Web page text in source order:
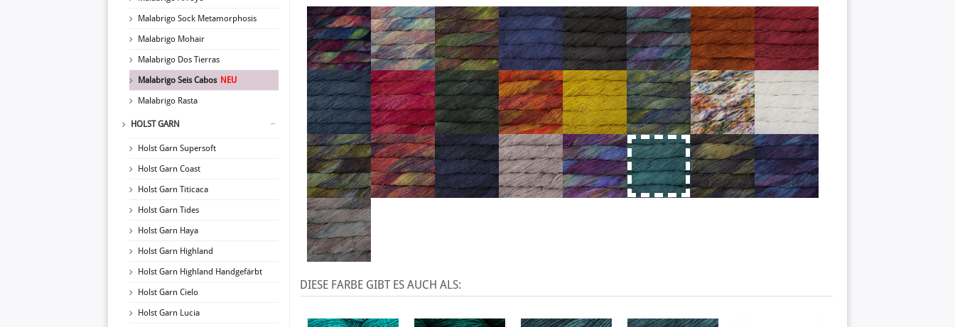
Malabrigo Sock Metamorphosis
Malabrigo Mohair
Malabrigo Dos Tierras
Malabrigo Seis Cabos NEU
Malabrigo Rasta
HOLST GARN
Holst Garn Supersoft
Holst Garn Coast
Holst Garn Titicaca
Holst Garn Tides
Holst Garn Haya
Holst Garn Highland
Holst Garn Highland Handgefärbt
Holst Garn Cielo
Holst Garn Lucia
DIESE FARBE GIBT ES AUCH ALS: